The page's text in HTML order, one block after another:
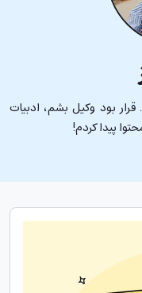
قرار بود وکیل بشم، ادبیات
پیدا کردم!